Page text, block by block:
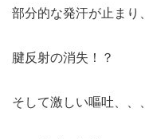
部分的な発汗が止まり
腱反射の消失！？
そして激しい嘔吐、、、